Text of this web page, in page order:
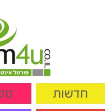
חדשות